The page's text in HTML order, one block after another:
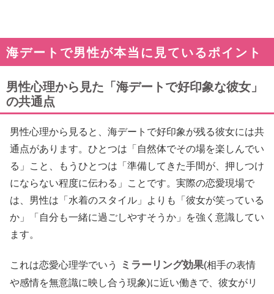
海デートで男性が本当に見ているポイント
男性心理から見た「海デートで好印象な彼女」
の共通点
男性心理から見ると、海デートで好印象が残る彼女には共
通点があります。ひとつは「自然体でその場を楽しんでい
る」こと、もうひとつは「準備してきた手間が、押しつけ
にならない程度に伝わる」ことです。実際の恋愛現場で
は、男性は「水着のスタイル」よりも「彼女が笑っている
か」「自分も一緒に過ごしやすそうか」を強く意識してい
ます。
これは恋愛心理学でいう ミラーリング効果(相手の表情
や感情を無意識に映し合う現象)に近い働きで、彼女がリ